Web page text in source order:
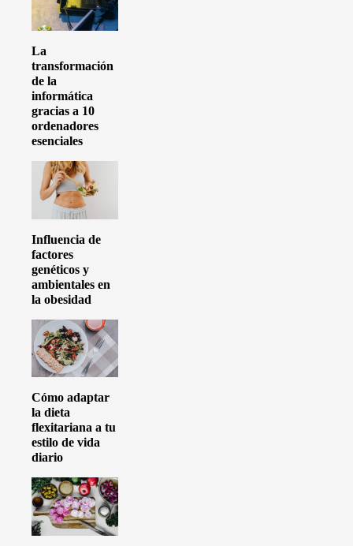
La
transformación
de la
informática
gracias a 10
ordenadores
esenciales
Influencia de
factores
genéticos y
ambientales en
la obesidad
Cómo adaptar
la dieta
flexitariana a tu
estilo de vida
diario